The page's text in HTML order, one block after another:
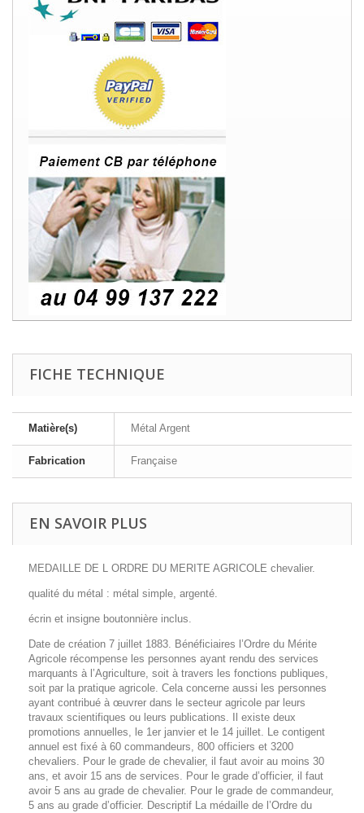
FICHE TECHNIQUE
Matière(s) Métal Argent
Fabrication Française
EN SAVOIR PLUS
MEDAILLE DE L ORDRE DU MERITE AGRICOLE chevalier.
qualité du métal : métal simple, argenté.
écrin et insigne boutonnière inclus.
Date de création 7 juillet 1883. Bénéficiaires l’Ordre du Mérite
Agricole récompense les personnes ayant rendu des services
marquants à l’Agriculture, soit à travers les fonctions publiques,
soit par la pratique agricole. Cela concerne aussi les personnes
ayant contribué à œuvrer dans le secteur agricole par leurs
travaux scientifiques ou leurs publications. Il existe deux
promotions annuelles, le 1er janvier et le 14 juillet. Le contigent
annuel est fixé à 60 commandeurs, 800 officiers et 3200
chevaliers. Pour le grade de chevalier, il faut avoir au moins 30
ans, et avoir 15 ans de services. Pour le grade d’officier, il faut
avoir 5 ans au grade de chevalier. Pour le grade de commandeur,
5 ans au grade d’officier. Descriptif La médaille de l’Ordre du